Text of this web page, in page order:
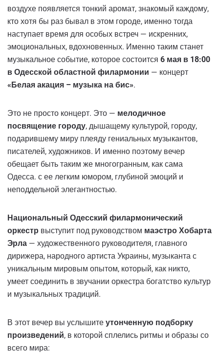
воздухе появляется тонкий аромат, знакомый каждому,
кто хотя бы раз бывал в этом городе, именно тогда
наступает время для особых встреч — искренних,
эмоциональных, вдохновенных. Именно таким станет
музыкальное событие, которое состоится 6 мая в 18:00
в Одесской областной филармонии — концерт
«Белая акация – музыка на бис».
Это не просто концерт. Это — мелодичное
посвящение городу, дышащему культурой, городу,
подарившему миру плеяду гениальных музыкантов,
писателей, художников. И именно поэтому вечер
обещает быть таким же многогранным, как сама
Одесса. с ее легким юмором, глубиной эмоций и
неподдельной элегантностью.
Национальный Одесский филармонический
оркестр выступит под руководством маэстро Хобарта
Эрла — художественного руководителя, главного
дирижера, народного артиста Украины, музыканта с
уникальным мировым опытом, который, как никто,
умеет соединить в звучании оркестра богатство культур
и музыкальных традиций.
В этот вечер вы услышите утонченную подборку
произведений, в которой сплелись ритмы и образы со
всего мира: